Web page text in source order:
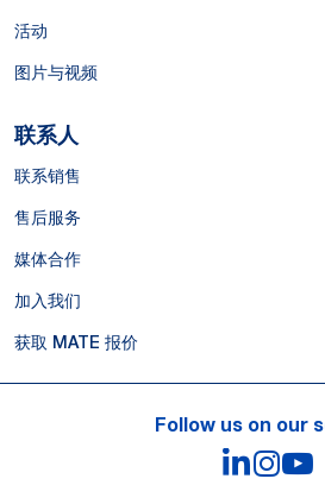
活动
图片与视频
联系人
联系销售
售后服务
媒体合作
加入我们
获取 MATE 报价
Follow us on our